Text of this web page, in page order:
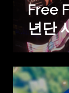
Free
년단